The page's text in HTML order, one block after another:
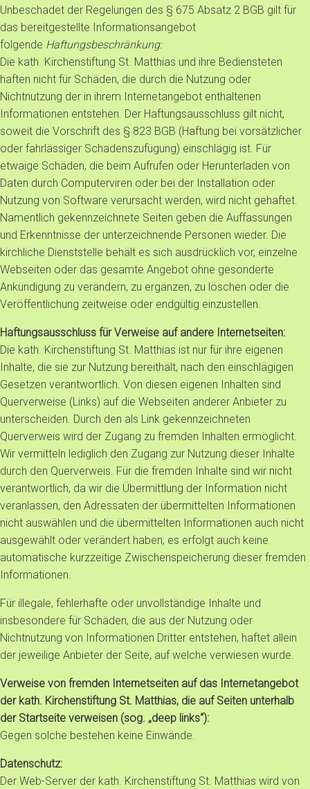
Unbeschadet der Regelungen des § 675 Absatz 2 BGB gilt für
das bereitgestellte Informationsangebot
folgende Haftungsbeschränkung:
Die kath. Kirchenstiftung St. Matthias und ihre Bediensteten
haften nicht für Schäden, die durch die Nutzung oder
Nichtnutzung der in ihrem Internetangebot enthaltenen
Informationen entstehen. Der Haftungsausschluss gilt nicht,
soweit die Vorschrift des § 823 BGB (Haftung bei vorsätzlicher
oder fahrlässiger Schadenszufügung) einschlägig ist. Für
etwaige Schäden, die beim Aufrufen oder Herunterladen von
Daten durch Computerviren oder bei der Installation oder
Nutzung von Software verursacht werden, wird nicht gehaftet.
Namentlich gekennzeichnete Seiten geben die Auffassungen
und Erkenntnisse der unterzeichnende Personen wieder. Die
kirchliche Dienststelle behält es sich ausdrücklich vor, einzelne
Webseiten oder das gesamte Angebot ohne gesonderte
Ankündigung zu verändern, zu ergänzen, zu löschen oder die
Veröffentlichung zeitweise oder endgültig einzustellen.
Haftungsausschluss für Verweise auf andere Internetseiten:
Die kath. Kirchenstiftung St. Matthias ist nur für ihre eigenen
Inhalte, die sie zur Nutzung bereithält, nach den einschlägigen
Gesetzen verantwortlich. Von diesen eigenen Inhalten sind
Querverweise (Links) auf die Webseiten anderer Anbieter zu
unterscheiden. Durch den als Link gekennzeichneten
Querverweis wird der Zugang zu fremden Inhalten ermöglicht.
Wir vermitteln lediglich den Zugang zur Nutzung dieser Inhalte
durch den Querverweis. Für die fremden Inhalte sind wir nicht
verantwortlich, da wir die Übermittlung der Information nicht
veranlassen, den Adressaten der übermittelten Informationen
nicht auswählen und die übermittelten Informationen auch nicht
ausgewählt oder verändert haben; es erfolgt auch keine
automatische kurzzeitige Zwischenspeicherung dieser fremden
Informationen.
Für illegale, fehlerhafte oder unvollständige Inhalte und
insbesondere für Schäden, die aus der Nutzung oder
Nichtnutzung von Informationen Dritter entstehen, haftet allein
der jeweilige Anbieter der Seite, auf welche verwiesen wurde.
Verweise von fremden Internetseiten auf das Internetangebot
der kath. Kirchenstiftung St. Matthias, die auf Seiten unterhalb
der Startseite verweisen (sog. „deep links“):
Gegen solche bestehen keine Einwände.
Datenschutz:
Der Web-Server der kath. Kirchenstiftung St. Matthias wird von